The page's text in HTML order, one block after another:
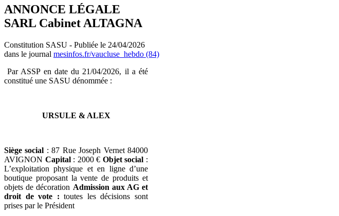
ANNONCE LÉGALE
SARL Cabinet ALTAGNA
Constitution SASU - Publiée le 24/04/2026
dans le journal mesinfos.fr/vaucluse_hebdo (84)
Par ASSP en date du 21/04/2026, il a été
constitué une SASU dénommée :
URSULE & ALEX
Siège social : 87 Rue Joseph Vernet 84000
AVIGNON Capital : 2000 € Objet social :
L’exploitation physique et en ligne d’une
boutique proposant la vente de produits et
objets de décoration Admission aux AG et
droit de vote :toutes les décisions sont
prises par le Président